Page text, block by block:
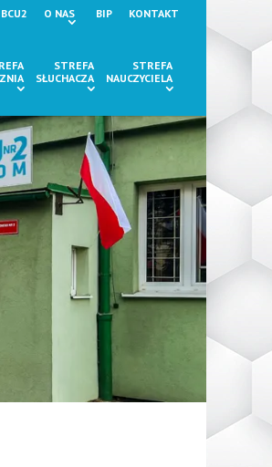
BCU2 O NAS BIP KONTAKT
STREFA
SŁUCHACZA
STREFA
NAUCZYCIELA